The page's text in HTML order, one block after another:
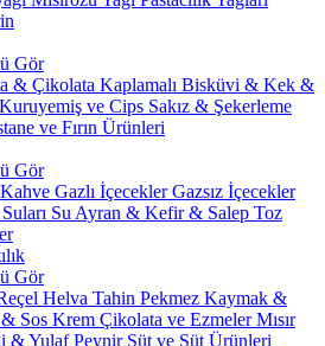
Gör
& Çikolata Kaplamalı Bisküvi & Kek &
Kuruyemiş ve Cips Sakız & Şekerleme
ve Fırın Ürünleri
Gör
Gazlı İçeceklerGazsız İçecekler
Su Ayran & Kefir & Salep Toz
Gör
Helva Tahin Pekmez Kaymak &
Sos Krem Çikolata ve EzmelerMısır
& YulafPeynir Süt ve Süt Ürünleri